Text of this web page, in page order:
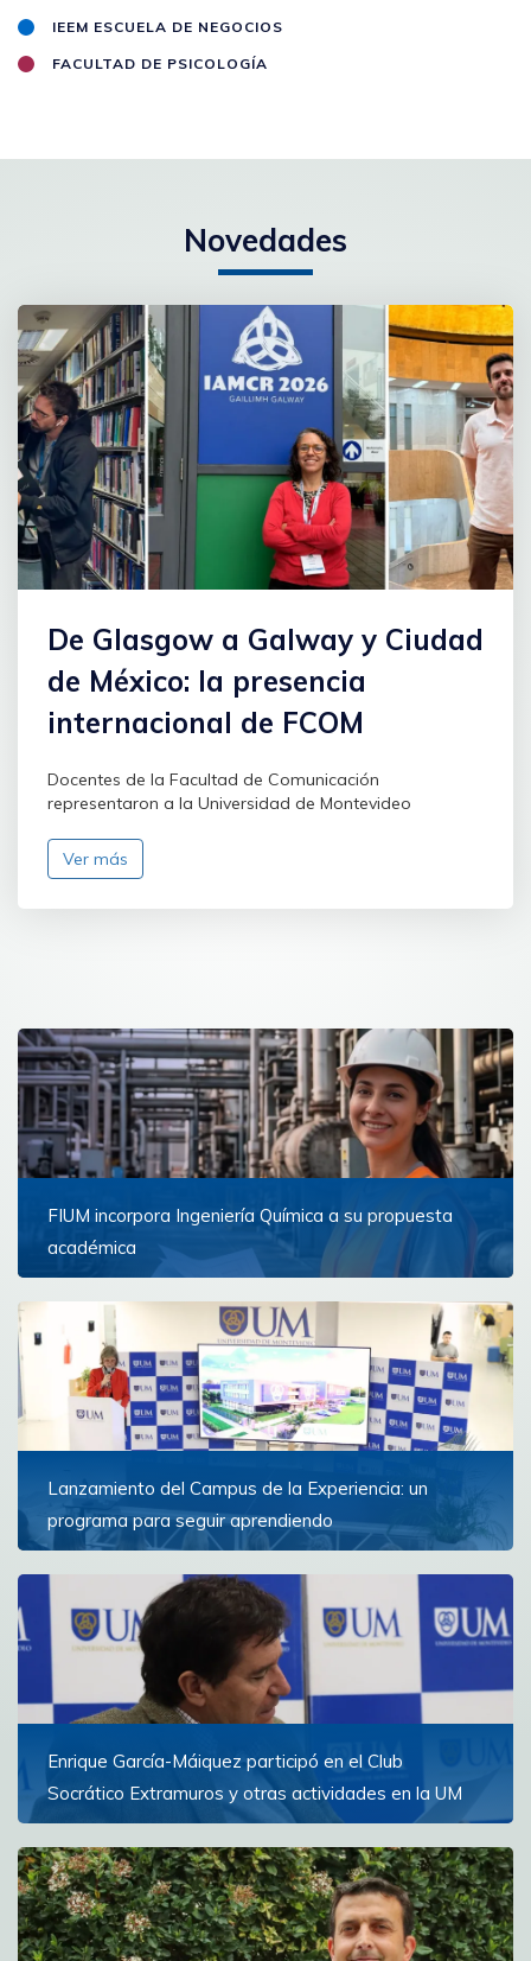
IEEM ESCUELA DE NEGOCIOS
FACULTAD DE PSICOLOGÍA
Novedades
De Glasgow a Galway y Ciudad
de México: la presencia
internacional de FCOM
Docentes de la Facultad de Comunicación
representaron a la Universidad de Montevideo
Ver más
FIUM incorpora Ingeniería Química a su propuesta
académica
formará profesionales capaces de diseñar,
transformar y optimizar los procesos industriales que
están...
Ver más
Lanzamiento del Campus de la Experiencia: un
programa para seguir aprendiendo
para personas con experiencia que buscan ampliar
horizontes y continuar creciendo personal e...
Enrique García-Máiquez participó en el Club
Socrático Extramuros y otras actividades en la UM
lectura de poesía y la inauguración del Campus de la
Experiencia
Ver más